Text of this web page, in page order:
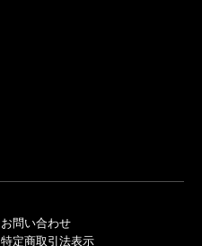
お問い合わせ
特定商取引法表示